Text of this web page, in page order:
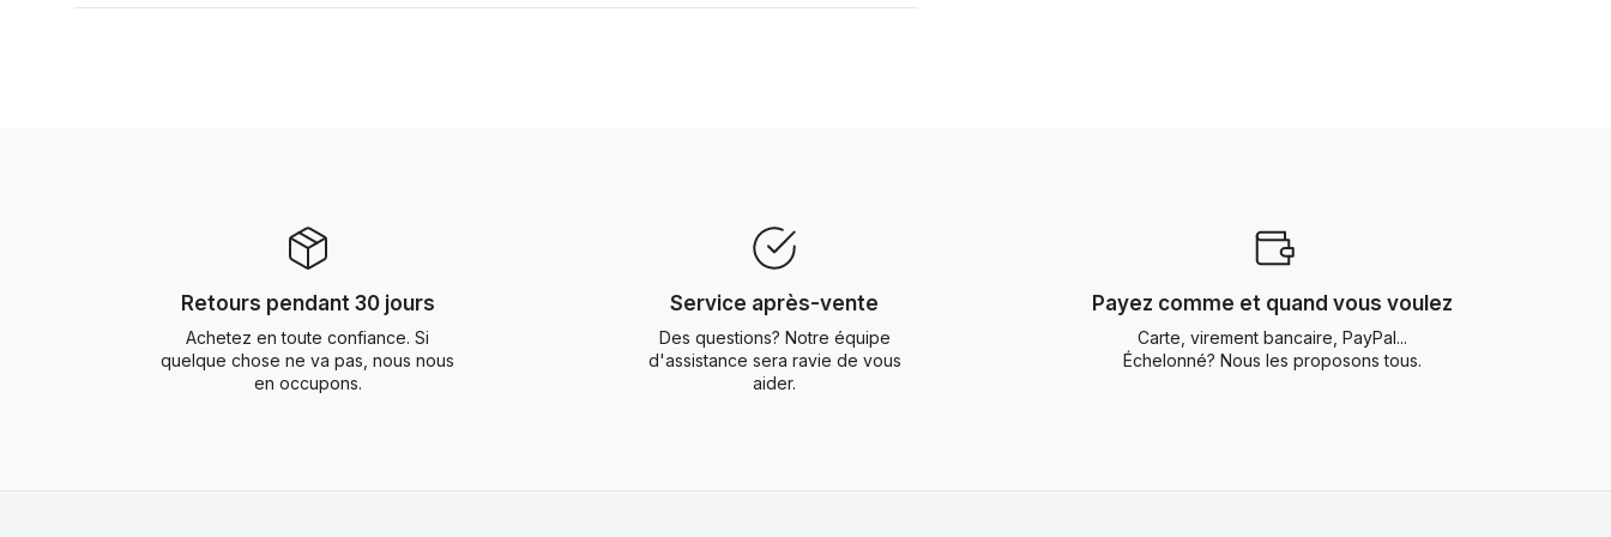
Retours pendant 30 jours
Achetez en toute confiance. Si
quelque chose ne va pas, nous nous
en occupons.
Service après-vente
Des questions? Notre équipe
d'assistance sera ravie de vous
aider.
Payez comme et quand vous voulez
Carte, virement bancaire, PayPal...
Échelonné? Nous les proposons tous.